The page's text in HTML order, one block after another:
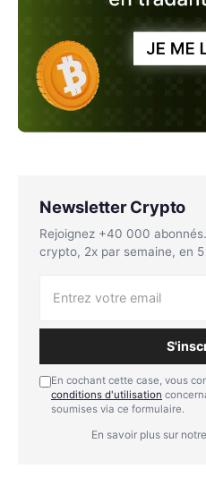
Newsletter Crypto
Rejoignez +40 000
crypto, 2x par semaine, en 5
En cochant cette case, vous
conditions d'utilisation
soumises via ce formulaire.
En savoir plus sur